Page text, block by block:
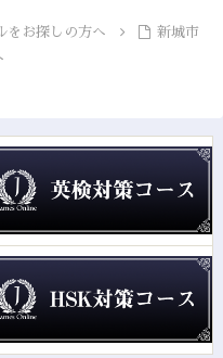
や移住をお考えの方や国内大
験を有利に進めたい方に是
をお探しの方へ
新城市